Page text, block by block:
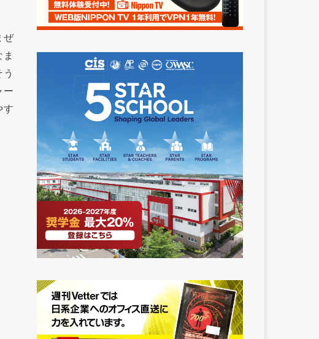
ぜ
ー
す